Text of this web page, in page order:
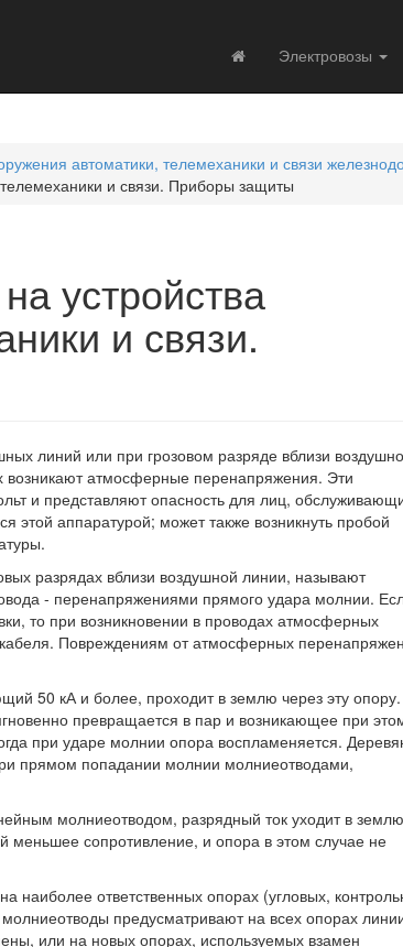
Электровозы
автоматики, телемеханики и связи
и связи. Приборы защиты
устройства
и связи.
линий или при грозовом разряде вблизи
атмосферные перенапряжения. Эти
и представляют опасность для лиц,
этой аппаратурой; может также возникнуть пробой
разрядах вблизи воздушной линии, называют
- перенапряжениями прямого удара молнии.
то при возникновении в проводах атмосферных
Повреждениям от атмосферных
50 кА и более, проходит в землю через эту опору.
превращается в пар и возникающее при
при ударе молнии опора воспламеняется.
прямом попадании молнии молниеотводами,
молниеотводом, разрядный ток уходит в
сопротивление, и опора в этом случае не
наиболее ответственных опорах (угловых,
предусматривают на всех опорах
или на новых опорах, используемых взамен